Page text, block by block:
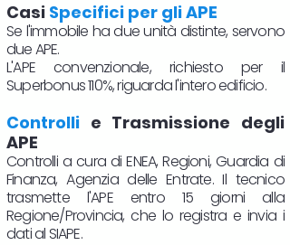
Casi Specifici per gli APE
Se l'immobile ha due unità distinte, servono
due APE.
L'APE convenzionale, richiesto per il
Superbonus 110%, riguarda l'intero edificio.
Controlli e Trasmissione degli
APE
Controlli a cura di ENEA, Regioni, Guardia di
Finanza, Agenzia delle Entrate. Il tecnico
trasmette l'APE entro 15 giorni alla
Regione/Provincia, che lo registra e invia i
dati al SIAPE.